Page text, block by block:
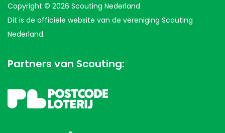
Copyright © 2026 Scouting Nederland
Dit is de officiële website van de vereniging Scouting
Nederland.
Partners van Scouting: